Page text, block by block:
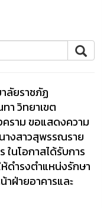
ลัยราชภัฏ
า วิทยาเขต
ราม ขอแสดงความ
งสาวสุพรรณราย
ในโอกาสได้รับการ
ดำรงตำแหน่งรักษา
าฝ่ายอาคารและ